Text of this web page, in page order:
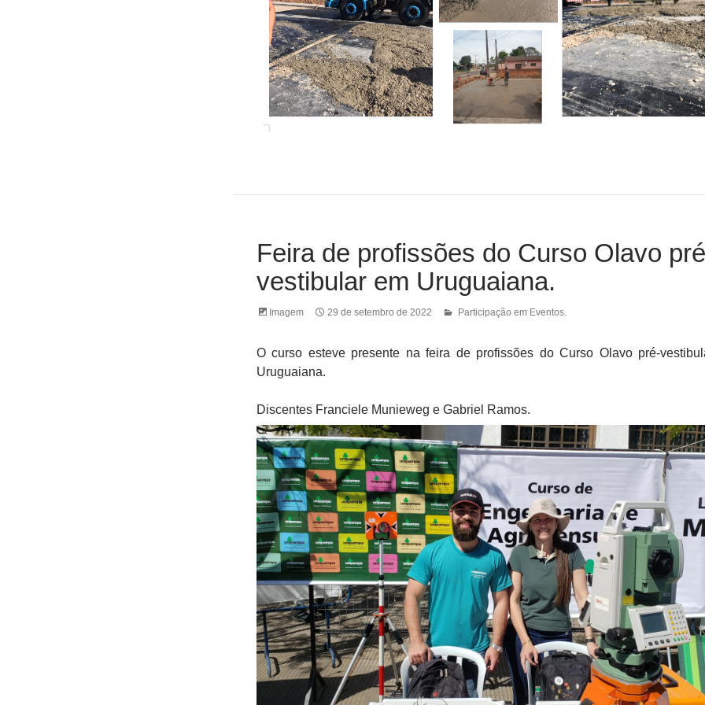
Feira de profissões do Curso Olavo
vestibular em Uruguaiana.
Imagem 29 de setembro de 2022 Participação em Eventos.
O curso esteve presente na feira de profissões do Curso Olavo pré-
Uruguaiana.
Discentes Franciele Munieweg e Gabriel Ramos.